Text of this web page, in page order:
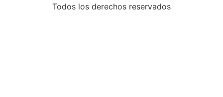
Todos los derechos reservados